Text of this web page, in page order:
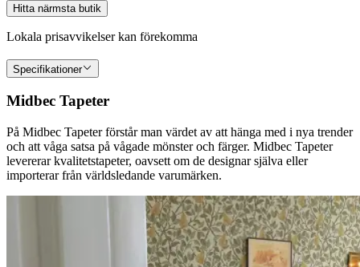
Hitta närmsta butik
Lokala prisavvikelser kan förekomma
Specifikationer
Midbec Tapeter
På Midbec Tapeter förstår man värdet av att hänga med i nya trender
och att våga satsa på vågade mönster och färger. Midbec Tapeter
levererar kvalitetstapeter, oavsett om de designar själva eller
importerar från världsledande varumärken.